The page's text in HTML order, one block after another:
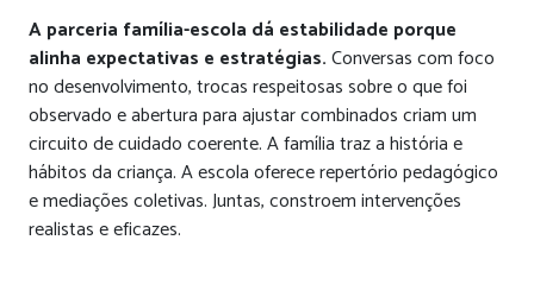
A parceria família-escola dá estabilidade porque
alinha expectativas e estratégias.Conversas com foco
no desenvolvimento, trocas respeitosas sobre o que foi
observado e abertura para ajustar combinados criam um
circuito de cuidado coerente. A família traz a história e
hábitos da criança. A escola oferece repertório pedagógico
e mediações coletivas. Juntas, constroem intervenções
realistas e eficazes.